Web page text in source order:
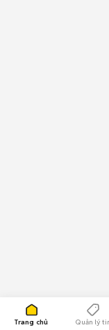
Trang chủ Quản lý